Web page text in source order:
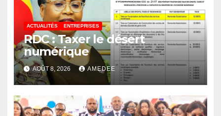
ACTUALITÉS ENTREPRISES
RDC : Taxer le désert
numérique
AOÛT 8, 2026 AMEDEE